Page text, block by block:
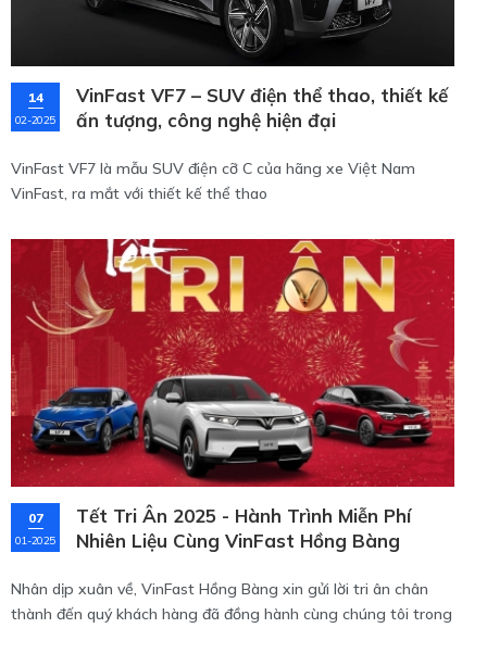
14
02-2025
VinFast VF7 – SUV điện thể thao, thiết kế
ấn tượng, công nghệ hiện đại
VinFast VF7 là mẫu SUV điện cỡ C của hãng xe Việt Nam
VinFast, ra mắt với thiết kế thể thao
07
01-2025
Tết Tri Ân 2025 - Hành Trình Miễn Phí
Nhiên Liệu Cùng VinFast Hồng Bàng
Nhân dịp xuân về, VinFast Hồng Bàng xin gửi lời tri ân chân
thành đến quý khách hàng đã đồng hành cùng chúng tôi trong